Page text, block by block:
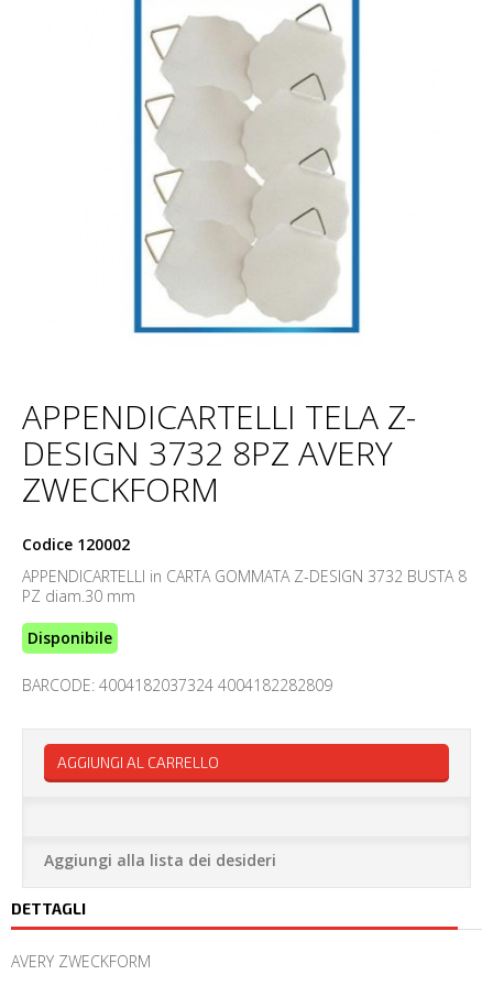
APPENDICARTELLI TELA Z-
DESIGN 3732 8PZ AVERY
ZWECKFORM
Codice 120002
APPENDICARTELLI in CARTA GOMMATA Z-DESIGN 3732 BUSTA 8
PZ diam.30 mm
Disponibile
BARCODE: 4004182037324 4004182282809
AGGIUNGI AL CARRELLO
Aggiungi alla lista dei desideri
DETTAGLI
AVERY ZWECKFORM